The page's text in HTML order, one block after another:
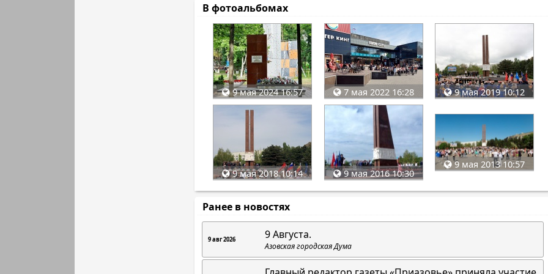
В фотоальбомах
9 мая 2024 16:57 7 мая 2022 16:28 9 мая 2019 10:12
9 мая 2018 10:14 9 мая 2016 10:30
9 мая 2013 10:57
Ранее в новостях
9 авг 2026 9 Августа.
Азовская городская Дума